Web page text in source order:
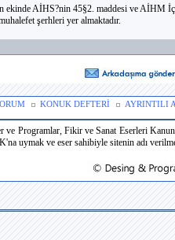
ekinde AİHS?nin 45§2. maddesi ve AİHM
şerhleri yer almaktadır.
KONUK DEFTERİ AYRINTILI
ve Programlar, Fikir ve Sanat Eserleri
uymak ve eser sahibiyle sitenin adı